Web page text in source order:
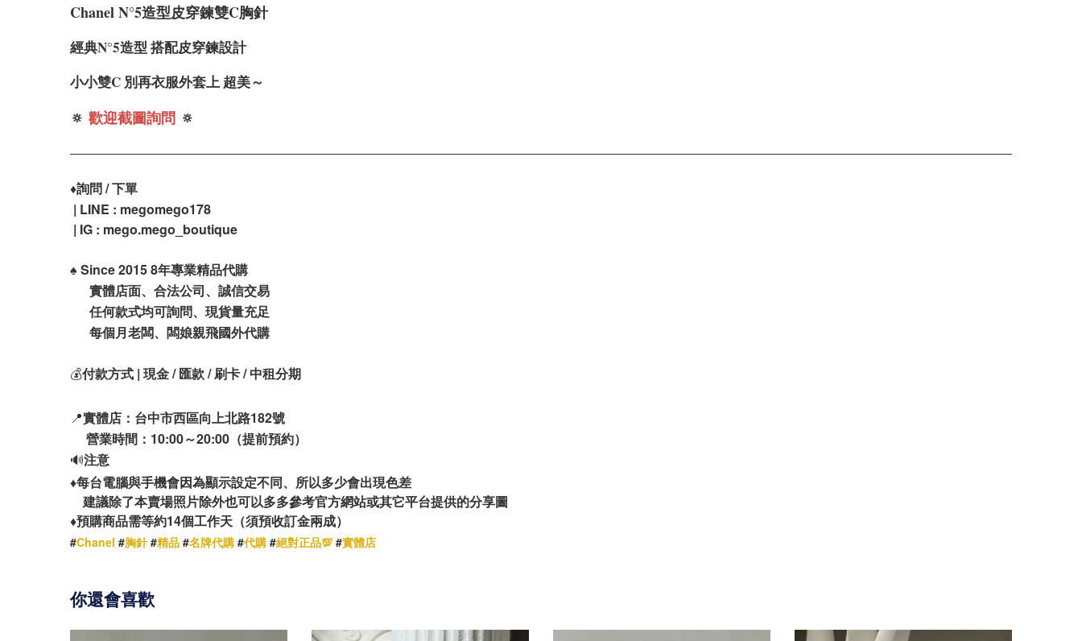
Chanel N°5造型皮穿鍊雙C胸針
經典N°5造型 搭配皮穿鍊設計
小小雙C 別再衣服外套上 超美～
🔅 歡迎截圖詢問 🔅
♦️詢問 / 下單
| LINE : megomego178
| IG : mego.mego_boutique
♠️ Since 2015 8年專業精品代購
實體店面、合法公司、誠信交易
任何款式均可詢問、現貨量充足
每個月老闆、闆娘親飛國外代購
💰付款方式 | 現金 / 匯款 / 刷卡 / 中租分期
📍實體店：台中市西區向上北路182號
營業時間：10:00～20:00（提前預約）
🔊注意
♦️每台電腦與手機會因為顯示設定不同、所以多少會出現色差
建議除了本賣場照片除外也可以多多參考官方網站或其它平台提供的分享圖
♦️預購商品需等約14個工作天（須預收訂金兩成）
#Chanel #胸針#精品 #名牌代購 #代購 #絕對正品💯 #實體店
你還會喜歡